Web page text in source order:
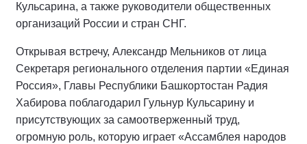
Кульсарина, а также руководители общественных
организаций России и стран СНГ.
Открывая встречу, Александр Мельников от лица
Секретаря регионального отделения партии «Единая
Россия», Главы Республики Башкортостан Радия
Хабирова поблагодарил Гульнур Кульсарину и
присутствующих за самоотверженный труд,
огромную роль, которую играет «Ассамблея народов